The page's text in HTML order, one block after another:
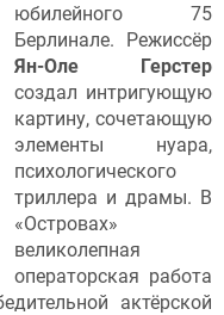
юбилейного 75
Берлинале. Режиссёр
Ян-Оле Герстер
создал интригующую
картину, сочетающую
элементы нуара,
психологического
триллера и драмы. В
«Островах»
великолепная
операторская работа
актёрской